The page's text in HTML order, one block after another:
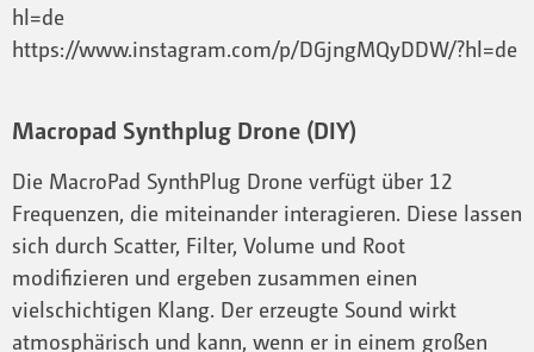
hl=de
https://www.instagram.com/p/DGjngMQyDDW/?hl=de
Macropad Synthplug Drone (DIY)
Die MacroPad SynthPlug Drone verfügt über 12
Frequenzen, die miteinander interagieren. Diese lassen
sich durch Scatter, Filter, Volume und Root
modifizieren und ergeben zusammen einen
vielschichtigen Klang. Der erzeugte Sound wirkt
atmosphärisch und kann, wenn er in einem großen